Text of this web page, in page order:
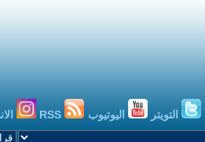
التويتر اليوتيوب